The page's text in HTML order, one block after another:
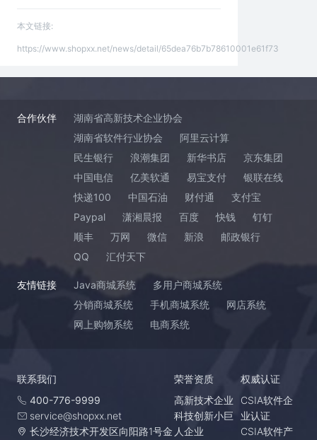
本文链接:
https://www.shopxx.net/news/detail/65dea76b7b78610001e61f73
合作伙伴
湖南省高新技术企业协会
湖南省软件行业协会
阿里云计算
民生银行
浪潮集团 新华书店
京东集团
中国电信
亿美软通 易宝支付
银联在线
快递100
中国石油 财付通
支付宝
Paypal
潇湘晨报 百度 快钱
钉钉
顺丰
万网 微信 新浪
邮政银行
QQ
汇付天下
友情链接 Java商城系统
多用户商城系统
分销商城系统
手机商城系统
网店系统
网上购物系统
电商系统
联系我们
400-776-9999
service@shopxx.net
长沙经济技术开发区向阳路1号金
荣誉资质
高新技术企业
科技创新小巨
人企业
权威认证
CSIA软件企
业认证
CSIA软件产